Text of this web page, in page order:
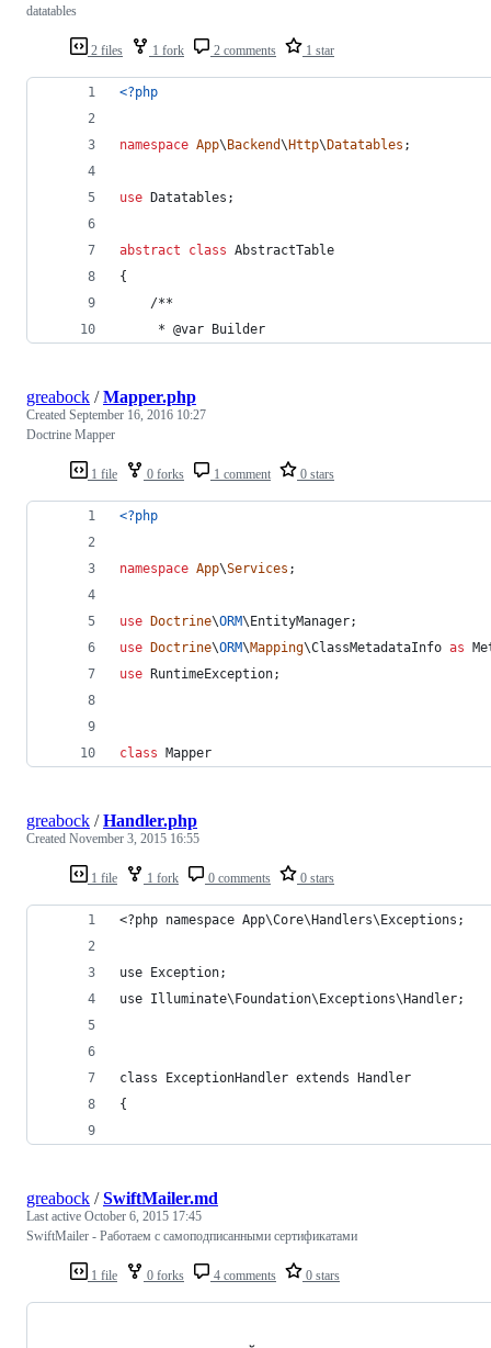
2 files 1 fork 2 comments 1 star
datatables
<?php
namespace App\Backend\Http\Datatables ;
use Datatables ;
abstract class AbstractTable
{
    /**
     * @var Builder
1 file 0 forks 1 comment 0 stars
greabock /Mapper.php
Created September 16, 2016 10:27
Doctrine Mapper
<?php
namespace App\Services ;
use Doctrine\ORM\EntityManager;
use Doctrine\ORM\Mapping\ClassMetadataInfo as
use RuntimeException;
class Mapper
1 file 1 fork 0 comments 0 stars
greabock /Handler.php
Created November 3, 2015 16:55
<?php namespace App\Core\Handlers\Exceptions;
use Exception;
use Illuminate\Foundation\Exceptions\Handler;
class ExceptionHandler extends Handler
{
1 file 0 forks 4 comments 0 stars
greabock /SwiftMailer.md
Last active October 6, 2015 17:45
SwiftMailer - Работаем с самоподписанными сертификатами